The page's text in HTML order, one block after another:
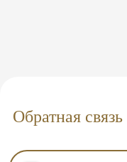
Обратная связь